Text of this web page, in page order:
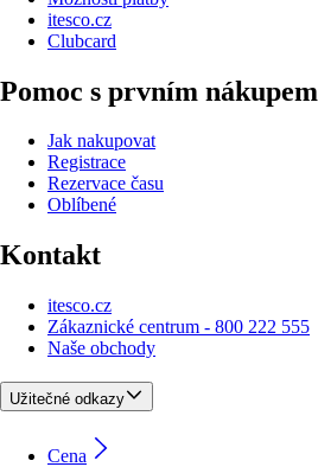
itesco.cz
Clubcard
Pomoc s prvním nákupem
Jak nakupovat
Registrace
Rezervace času
Oblíbené
Kontakt
itesco.cz
Zákaznické centrum - 800 222 555
Naše obchody
Užitečné odkazy
Cena